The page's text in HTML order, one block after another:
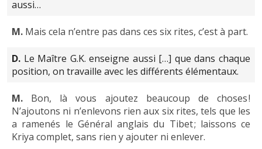
aussi…
M. Mais cela n’entre pas dans ces six rites, c’est à part.
D. Le Maître G.K. enseigne aussi […] que dans chaque
position, on travaille avec les différents élémentaux.
M. Bon, là vous ajoutez beaucoup de choses !
N’ajoutons ni n’enlevons rien aux six rites, tels que les
a ramenés le Général anglais du Tibet ; laissons ce
Kriya complet, sans rien y ajouter ni enlever.